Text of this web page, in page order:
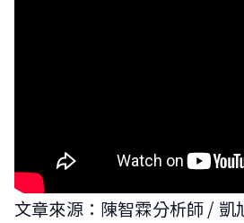
文章來源：陳智霖分析師 / 凱